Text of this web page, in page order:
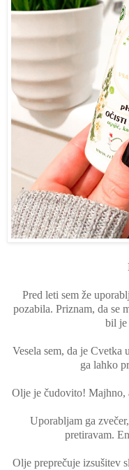
Pred leti sem že
pozabila. Priznam, da se
bil je
Vesela sem, da je Cvetka
ga lahko
Olje je čudovito! Majhno,
Uporabljam ga
pretiravam.
Olje preprečuje izsušitev